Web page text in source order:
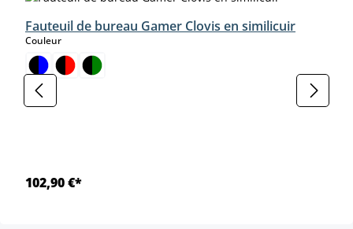
Fauteuil de bureau Gamer Clovis en similicuir
Couleurselect
102,90 €*